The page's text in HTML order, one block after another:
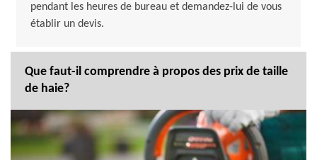
pendant les heures de bureau et demandez-lui de vous
établir un devis.
Que faut-il comprendre à propos des prix de taille
de haie?